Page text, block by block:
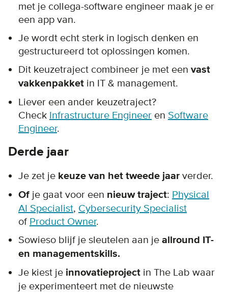
met je collega-software engineer maak je er
een app van.
Je wordt echt sterk in logisch denken en
gestructureerd tot oplossingen komen.
Dit keuzetraject combineer je met een vast
vakkenpakket in IT & management.
Liever een ander keuzetraject?
Check Infrastructure Engineer en Software
Engineer.
Derde jaar
Je zet je keuze van het tweede jaar verder.
Of je gaat voor een nieuw traject: Physical
AI Specialist, Cybersecurity Specialist
of Product Owner.
Sowieso blijf je sleutelen aan je allround IT-
en managementskills.
Je kiest je innovatieproject in The Lab waar
je experimenteert met de nieuwste